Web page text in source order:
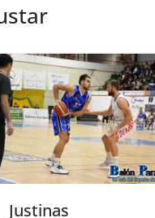
Justinas